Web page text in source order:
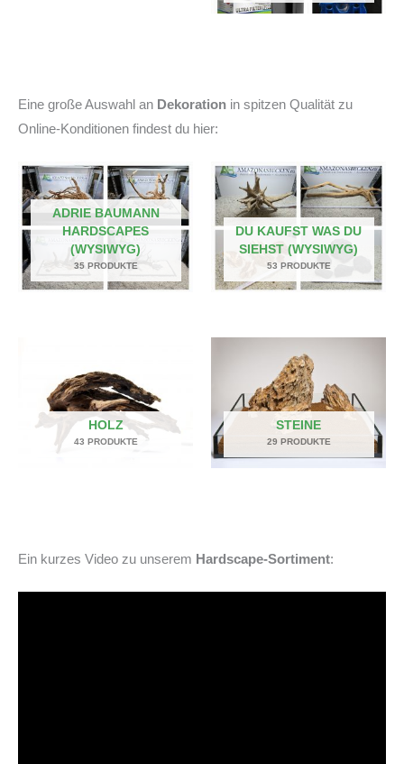
Eine große Auswahl an Dekoration in spitzen Qualität zu
Online-Konditionen findest du hier:
ADRIE BAUMANN
HARDSCAPES
(WYSIWYG)
35 PRODUKTE
DU KAUFST WAS DU
SIEHST (WYSIWYG)
53 PRODUKTE
HOLZ
43 PRODUKTE
STEINE
29 PRODUKTE
Ein kurzes Video zu unserem Hardscape-Sortiment: